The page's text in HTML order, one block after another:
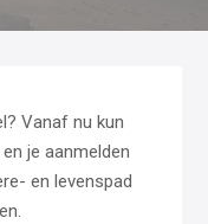
Vanaf nu kun
je aanmelden
en levenspad